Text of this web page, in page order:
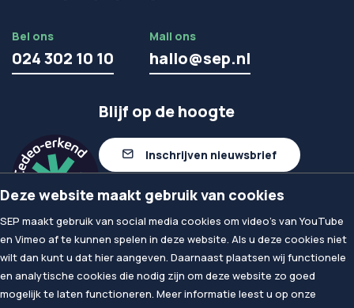
Bel ons
024 302 10 10
Mail ons
hallo@sep.nl
Blijf op de hoogte
Inschrijven nieuwsbrief
Volg ons op linkedIn
© 2026SEP
Deze website maakt gebruik van cookies
SEP maakt gebruik van social media cookies om video's van YouTube
en Vimeo af te kunnen spelen in deze website. Als u deze cookies niet
wilt dan kunt u dat hier aangeven. Daarnaast plaatsen wij functionele
en analytische cookies die nodig zijn om deze website zo goed
mogelijk te laten functioneren. Meer informatie leest u op onze